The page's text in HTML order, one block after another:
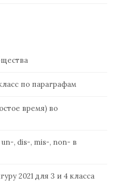
по параграфам
время) во
, dis-, mis-, non- в
2021 для 3 и 4 класса